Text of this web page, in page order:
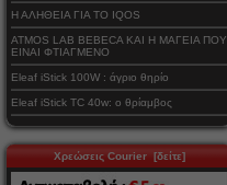
Η ΑΛΗΘΕΙΑ ΓΙΑ ΤΟ IQOS
ATMOS LAB BEBECA ΚΑΙ Η ΜΑΓΕΙΑ ΠΟΥ
ΕΙΝΑΙ ΦΤΙΑΓΜΕΝΟ
Eleaf iStick 100W : άγριο θηρίο
Eleaf iStick TC 40w: ο θρίαμβος
Χρεώσεις Courier [δείτε]